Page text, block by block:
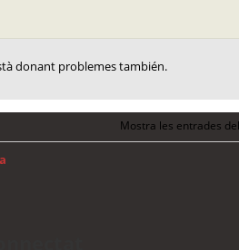
donant problemes también.
Mostra les entrades